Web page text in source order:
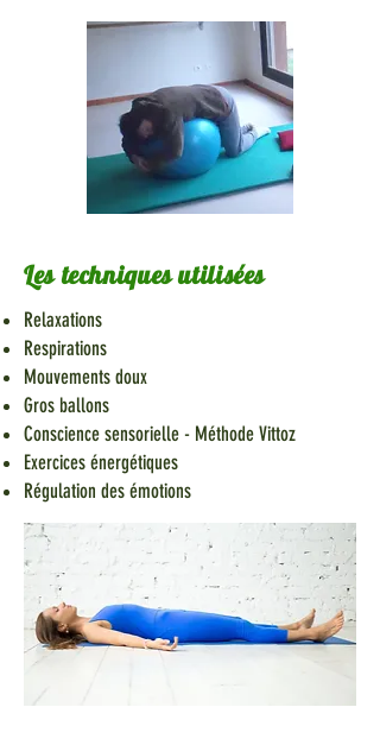
Les techniques utilisées
Relaxations
Respirations
Mouvements doux
Gros ballons
Conscience sensorielle - Méthode Vittoz
Exercices énergétiques
Régulation des émotions